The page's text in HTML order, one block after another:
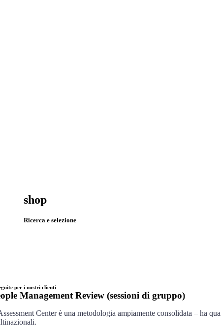
shop
Ricerca e selezione
per i nostri clienti
Management Review (sessioni di gruppo)
Center è una metodologia ampiamente consolidata – ha